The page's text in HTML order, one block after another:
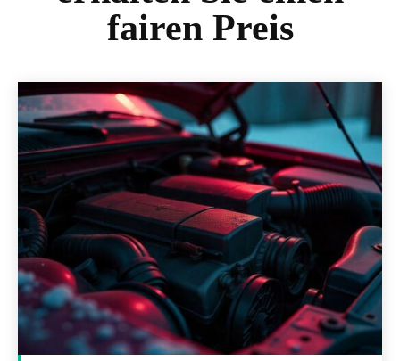
fairen Preis